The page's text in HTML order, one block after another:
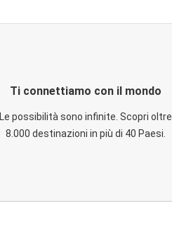
Ti connettiamo con il mondo
Le possibilità sono infinite. Scopri oltre
8.000 destinazioni in più di 40 Paesi.